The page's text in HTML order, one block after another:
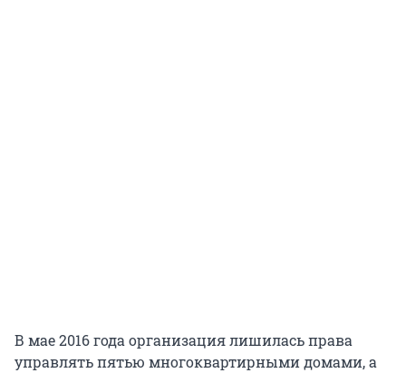
В мае 2016 года организация лишилась права
управлять пятью многоквартирными домами, а